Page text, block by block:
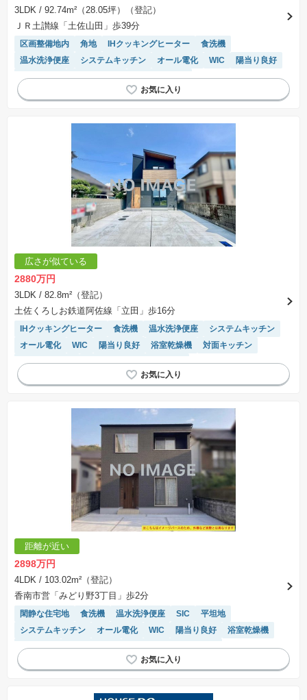
3LDK / 92.74m²（28.05坪）（登記）
ＪＲ土讃線「土佐山田」歩39分
区画整備地内 角地 IHクッキングヒーター
食洗機
温水洗浄便座
システムキッチン オール電化 WIC
陽当り良好
浴室乾燥機
対面キッチン
トイレ2個以上
モニター付きインターホン
広さが似ている
2880万円
3LDK / 82.8m²（登記）
土佐くろしお鉄道阿佐線「立田」歩16分
IHクッキングヒーター 食洗機 温水洗浄便座
システムキッチン
オール電化
WIC 陽当り良好 浴室乾燥機
対面キッチン
トイレ2個以上
モニター付きインターホン
距離が近い
2898万円
4LDK / 103.02m²（登記）
香南市営「みどり野3丁目」歩2分
閑静な住宅地 食洗機 温水洗浄便座 SIC
平坦地
システムキッチン
オール電化 WIC 陽当り良好
浴室乾燥機
EV充電器
対面キッチン
接面道路の幅が６m以上
トイレ2個以上
モニター付きインターホン